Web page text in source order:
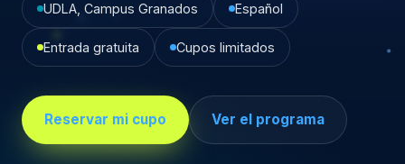
UDLA, Campus Granados Español
Entrada gratuita Cupos limitados
Reservar mi cupo Ver el programa